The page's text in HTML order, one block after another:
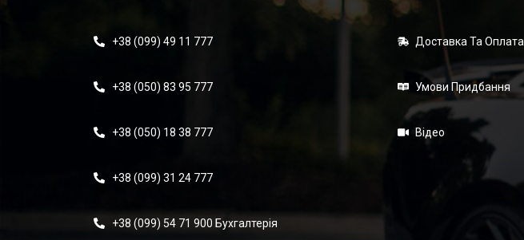
+38 (099) 49 11 777
+38 (050) 83 95 777
+38 (050) 18 38 777
+38 (099) 31 24 777
+38 (099) 54 71 900 Бухгалтерія
Доставка Та Оплата
Умови Придбання
Відео